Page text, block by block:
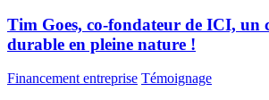
Tim Goes, co-fondateur de ICI, un
durable en pleine nature !
Financement entreprise Témoignage